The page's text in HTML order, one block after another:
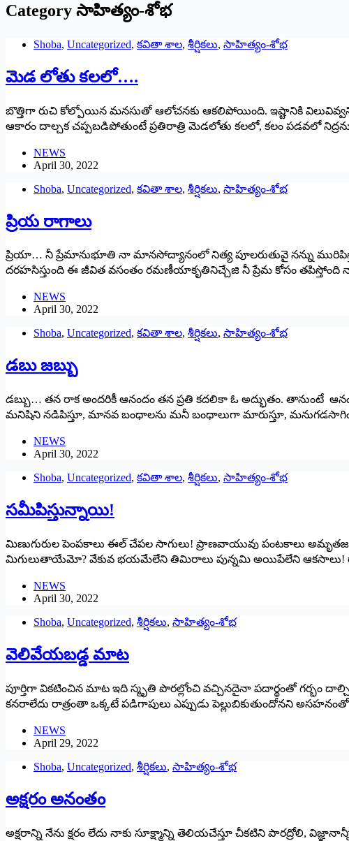
Category సాహిత్యం-శోభ
Shoba, Uncategorized, కవితా శాల, శీర్షికలు, సాహిత్యం-శోభ
మెడ లోతు కలలో….
బొత్తిగా రుచి కోల్పోయిన మనసుతో ఆలోచనకు ఆకలిపోయింది. ఇష్టానికి
ఆకారం దాల్చక చప్పబడిపోతుంటే ప్రతిరాత్రి మెడలోతు కలలో, కలం పడవలో
NEWS
April 30, 2022
Shoba, Uncategorized, కవితా శాల, శీర్షికలు, సాహిత్యం-శోభ
‌ప్రియ రాగాలు
ప్రియా… నీ ప్రేమానుభూతి నా మానసోద్యానంలో నిత్య పూలరుతువై నన్ను
దరహసిస్తుంది ఈ జీవిత వసంతం రమణీయాకృతినిచ్చేజి నీ ప్రేమ కోసం
NEWS
April 30, 2022
Shoba, Uncategorized, కవితా శాల, శీర్షికలు, సాహిత్యం-శోభ
డబు జబ్బు
డబ్బు… తన రాక అందరికీ ఆనందం తన ప్రతి కదలికా ఓ అద్భుతం.
మనిషిని నడిపిస్తూ, మానవ బంధాలను మనీ బంధాలుగా మారుస్తూ,
NEWS
April 30, 2022
Shoba, Uncategorized, కవితా శాల, శీర్షికలు, సాహిత్యం-శోభ
సమీపిస్తున్నాయి!
మిణుగురుల పెంపకాలు ఈల్‌ ‌చేపల సాగులు! ప్రాణవాయువు పంటకాలు
మిగులుతాయేమో? వేకువ భయమేలేని తిమిరాలు పున్నమి అయిపేలేని ఆకసాలు!
NEWS
April 30, 2022
Shoba, Uncategorized, శీర్షికలు, సాహిత్యం-శోభ
వెలివేయబడ్డ మాట
పూర్తిగా వికటించిన మాట ఇది స్మృతి పొరల్లోంచి వచ్చినదైనా పదార్థంతో గర్భం
కనరాలేదు రాత్రంతా ఒక్కటే పడిగాపులు ఎప్పుడు పెల్లుబికుతుందోనని
NEWS
April 29, 2022
Shoba, Uncategorized, శీర్షికలు, సాహిత్యం-శోభ
అక్షరం అనంతం
అక్షరాన్ని నేను క్షరం లేదు నాకు సూక్ష్మాన్ని తెలియచేస్తూ చీకటిని పారద్రోలి,